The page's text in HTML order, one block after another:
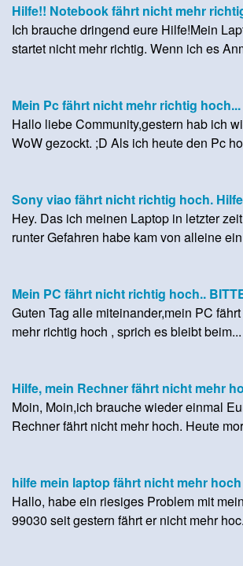
Hilfe!! Notebook fährt nicht mehr
Ich brauche dringend eure Hilfe!Mein
startet nicht mehr richtig. Wenn ich es
Mein Pc fährt nicht mehr richtig
Hallo liebe Community,gestern hab ich
WoW gezockt. ;D Als ich heute den Pc
Sony viao fährt nicht richtig hoch.
Hey. Das ich meinen Laptop in letzter
runter Gefahren habe kam von alleine
Mein PC fährt nicht richtig hoch..
Guten Tag alle miteinander,mein PC
mehr richtig hoch , sprich es bleibt beim...
Hilfe, mein Rechner fährt nicht mehr
Moin, Moin,ich brauche wieder einmal
Rechner fährt nicht mehr hoch. Heute
hilfe mein laptop fährt nicht mehr
Hallo, habe ein riesiges Problem mit
99030 seit gestern fährt er nicht mehr